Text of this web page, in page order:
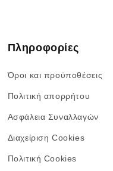
Πληροφορίες
Όροι και προϋποθέσεις
Πολιτική απορρήτου
Ασφάλεια Συναλλαγών
Διαχείριση Cookies
Πολιτική Cookies